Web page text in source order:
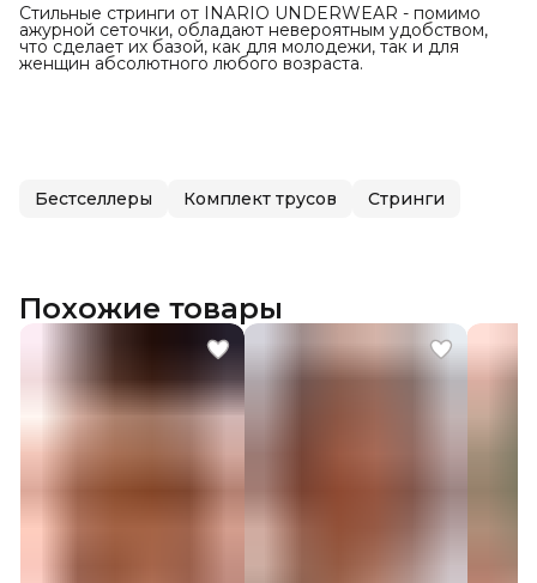
Стильные стринги от INARIO UNDERWEAR - помимо
ажурной сеточки, обладают невероятным удобством,
что сделает их базой, как для молодежи, так и для
женщин абсолютного любого возраста.
Бестселлеры Комплект трусов Стринги
Похожие товары